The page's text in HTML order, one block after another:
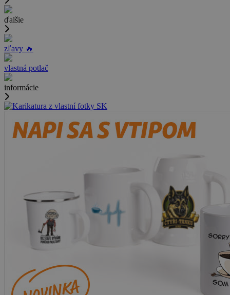
ďalšie
zľavy 🔥
vlastná potlač
informácie